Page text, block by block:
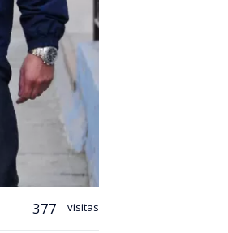
377 visitas